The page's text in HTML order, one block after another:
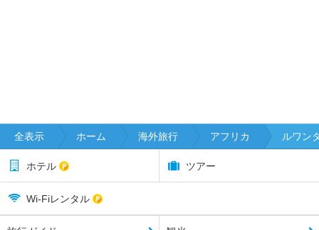
全表示 ホーム 海外旅行 アフリカ ルワン
ホテル ツアー
Wi-Fiレンタル